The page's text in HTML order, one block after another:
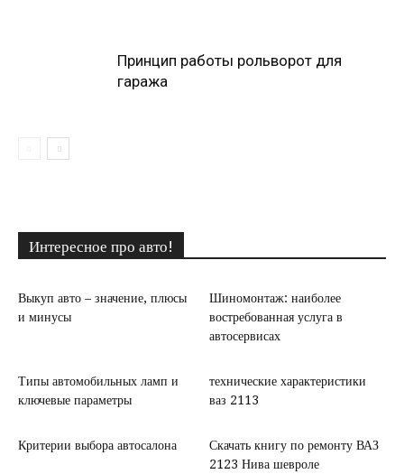
Принцип работы рольворот для
гаража
Интересное про авто!
Выкуп авто – значение, плюсы
и минусы
Шиномонтаж: наиболее
востребованная услуга в
автосервисах
Типы автомобильных ламп и
ключевые параметры
технические характеристики
ваз 2113
Критерии выбора автосалона
Скачать книгу по ремонту ВАЗ
2123 Нива шевроле